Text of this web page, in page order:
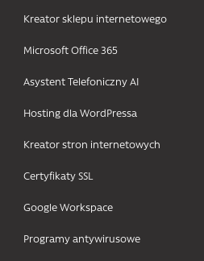
Kreator sklepu internetowego
Microsoft Office 365
Asystent Telefoniczny AI
Hosting dla WordPressa
Kreator stron internetowych
Certyfikaty SSL
Google Workspace
Programy antywirusowe